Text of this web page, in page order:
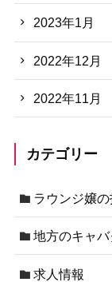
2023年1月
2022年12月
2022年11月
カテゴリー
ラウンジ嬢
地方のキャ
求人情報